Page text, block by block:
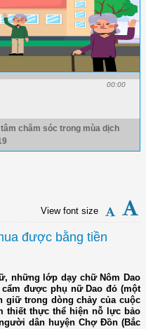
00:00
chăm sóc trong mùa dịch
View font size
được bằng tiền
những lớp dạy chữ Nôm Dao
được phụ nữ Dao đỏ (một
giữ trong dòng chảy của cuộc
thiết thực thể hiện nỗ lực bảo
dân huyện Chợ Đồn (Bắc